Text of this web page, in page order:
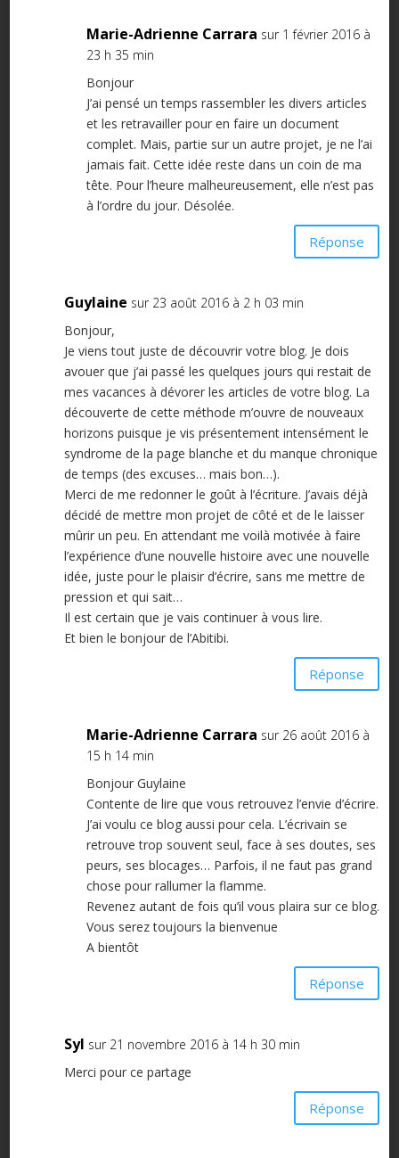
Marie-Adrienne Carrara sur 1 février 2016 à
23 h 35 min
Bonjour
J’ai pensé un temps rassembler les divers articles
et les retravailler pour en faire un document
complet. Mais, partie sur un autre projet, je ne l’ai
jamais fait. Cette idée reste dans un coin de ma
tête. Pour l’heure malheureusement, elle n’est pas
à l’ordre du jour. Désolée.
Réponse
Guylaine sur 23 août 2016 à 2 h 03 min
Bonjour,
Je viens tout juste de découvrir votre blog. Je dois
avouer que j’ai passé les quelques jours qui restait de
mes vacances à dévorer les articles de votre blog. La
découverte de cette méthode m’ouvre de nouveaux
horizons puisque je vis présentement intensément le
syndrome de la page blanche et du manque chronique
de temps (des excuses… mais bon…).
Merci de me redonner le goût à l’écriture. J’avais déjà
décidé de mettre mon projet de côté et de le laisser
mûrir un peu. En attendant me voilà motivée à faire
l’expérience d’une nouvelle histoire avec une nouvelle
idée, juste pour le plaisir d’écrire, sans me mettre de
pression et qui sait…
Il est certain que je vais continuer à vous lire.
Et bien le bonjour de l’Abitibi.
Réponse
Marie-Adrienne Carrara sur 26 août 2016 à
15 h 14 min
Bonjour Guylaine
Contente de lire que vous retrouvez l’envie d’écrire.
J’ai voulu ce blog aussi pour cela. L’écrivain se
retrouve trop souvent seul, face à ses doutes, ses
peurs, ses blocages… Parfois, il ne faut pas grand
chose pour rallumer la flamme.
Revenez autant de fois qu’il vous plaira sur ce blog.
Vous serez toujours la bienvenue
A bientôt
Réponse
Syl sur 21 novembre 2016 à 14 h 30 min
Merci pour ce partage
Réponse